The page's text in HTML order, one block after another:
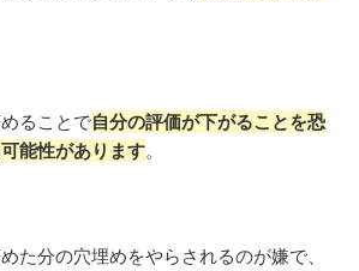
ることで自分の評価が下がることを恐
能性があります。
た分の穴埋めをやらされるのが嫌で、